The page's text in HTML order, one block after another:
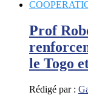
Prof
le Togo
Rédigé par :